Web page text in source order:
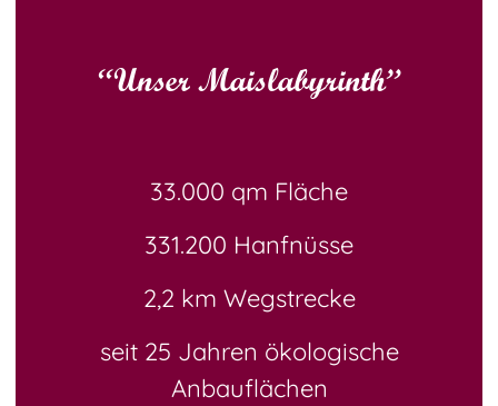
“Unser Maislabyrinth”
33.000 qm Fläche
331.200 Hanfnüsse
2,2 km Wegstrecke
seit 25 Jahren ökologische
Anbauflächen